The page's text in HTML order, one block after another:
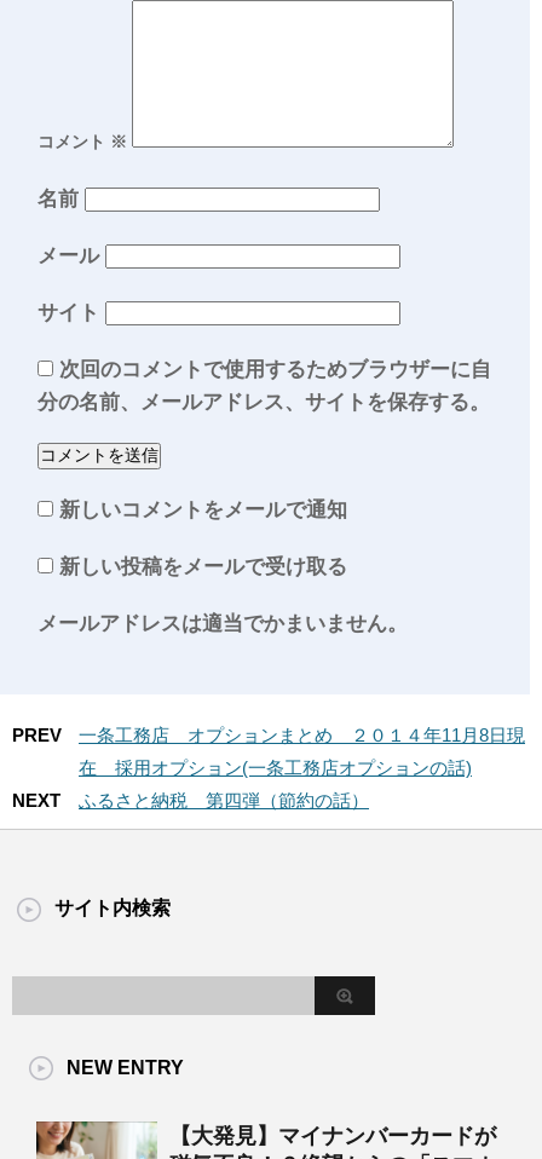
コメント ※
名前
メール
サイト
次回のコメントで使用するためブラウザーに自
分の名前、メールアドレス、サイトを保存する。
新しいコメントをメールで通知
新しい投稿をメールで受け取る
メールアドレスは適当でかまいません。
PREV
一条工務店 オプションまとめ ２０１４年11月8日現
在 採用オプション(一条工務店オプションの話)
NEXT
ふるさと納税 第四弾（節約の話）
サイト内検索
NEW ENTRY
【大発見】マイナンバーカードが